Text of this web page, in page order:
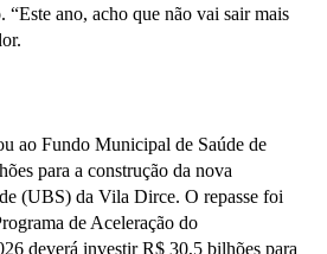
“Este ano, acho que não vai sair mais
ao Fundo Municipal de Saúde de
para a construção da nova
(UBS) da Vila Dirce. O repasse foi
de Aceleração do
deverá investir R$ 30,5 bilhões para